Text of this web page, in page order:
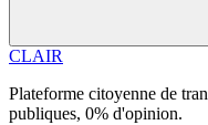
CLAIR
Plateforme citoyenne de
publiques, 0% d'opinion.